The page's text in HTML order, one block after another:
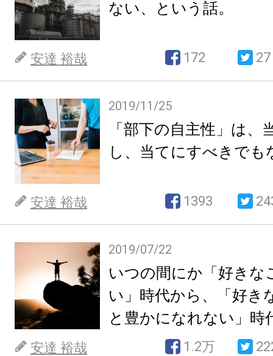
ない、という話。
安達 裕哉 172 27
2019/11/25
「部下の自主性」は、
し、当てにすべきでも
安達 裕哉 1393
2019/07/22
いつの間にか「好きな
い」時代から、「好き
と豊かになれない」時
安達 裕哉 1.2万